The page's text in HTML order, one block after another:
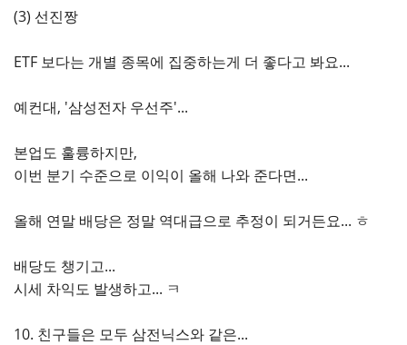
(3) 선진짱
ETF 보다는 개별 종목에 집중하는게 더 좋다고 봐요...
예컨대, '삼성전자 우선주'...
본업도 훌륭하지만,
이번 분기 수준으로 이익이 올해 나와 준다면...
올해 연말 배당은 정말 역대급으로 추정이 되거든요... ㅎ
배당도 챙기고...
시세 차익도 발생하고... ㅋ
10. 친구들은 모두 삼전닉스와 같은...